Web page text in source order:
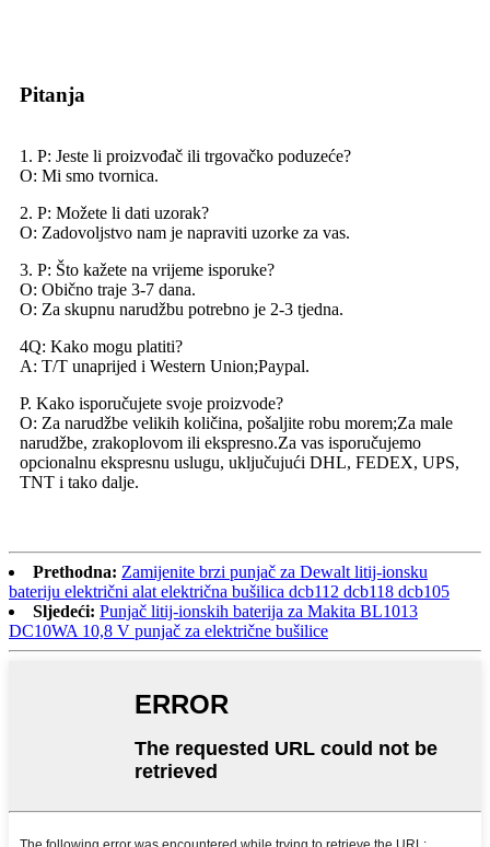
Pitanja
1. P: Jeste li proizvođač ili trgovačko poduzeće?
O: Mi smo tvornica.
2. P: Možete li dati uzorak?
O: Zadovoljstvo nam je napraviti uzorke za vas.
3. P: Što kažete na vrijeme isporuke?
O: Obično traje 3-7 dana.
O: Za skupnu narudžbu potrebno je 2-3 tjedna.
4Q: Kako mogu platiti?
A: T/T unaprijed i Western Union;Paypal.
P. Kako isporučujete svoje proizvode?
O: Za narudžbe velikih količina, pošaljite robu morem;Za male
narudžbe, zrakoplovom ili ekspresno.Za vas isporučujemo
opcionalnu ekspresnu uslugu, uključujući DHL, FEDEX, UPS,
TNT i tako dalje.
Prethodna: Zamijenite brzi punjač za Dewalt litij-ionsku
bateriju električni alat električna bušilica dcb112 dcb118 dcb105
Sljedeći: Punjač litij-ionskih baterija za Makita BL1013
DC10WA 10,8 V punjač za električne bušilice